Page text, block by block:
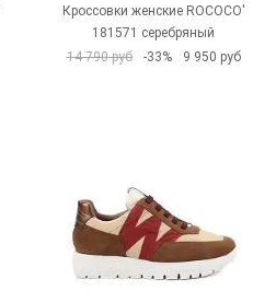
Кроссовки женские ROCOCO'
181571 серебряный
14 790 руб
-33% 9 950 руб